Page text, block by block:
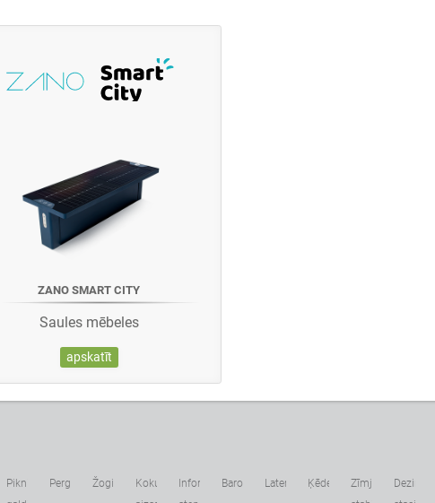
ZANO SMART CITY
Saules mēbeles
apskatīt
Piknika
Pergolas Žogi
Koku
InformācijasBarotavasLaternas Ķēdes
Zīmju